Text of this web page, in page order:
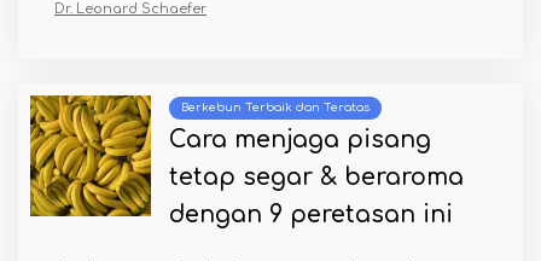
Dr. Leonard Schaefer
Berkebun Terbaik dan Teratas
Cara menjaga pisang
tetap segar & beraroma
dengan 9 peretasan ini